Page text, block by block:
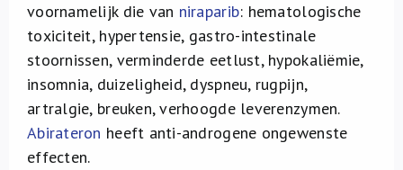
voornamelijk die van niraparib: hematologische
toxiciteit, hypertensie, gastro-intestinale
stoornissen, verminderde eetlust, hypokaliëmie,
insomnia, duizeligheid, dyspneu, rugpijn,
artralgie, breuken, verhoogde leverenzymen.
Abirateron heeft anti-androgene ongewenste
effecten.